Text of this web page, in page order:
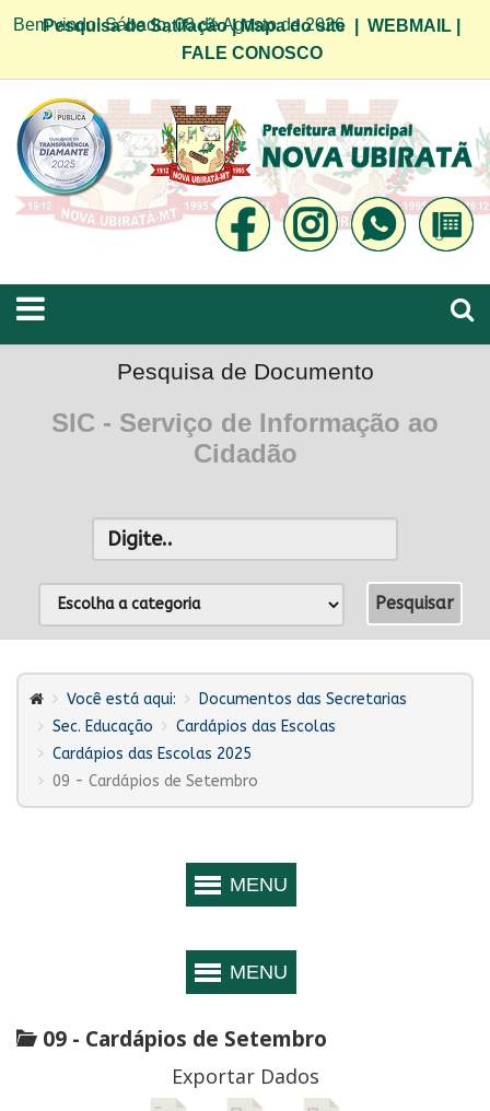
Bem vindo! Sábado, 08 de Agosto de 2026
Pesquisa de Satifação|Mapa do site WEBMAIL
FALE CONOSCO
Pesquisa de Documento
SIC - Serviço de Informação ao
Cidadão
Você está aqui:
Documentos das Secretarias
Sec. Educação
Cardápios das Escolas
Cardápios das Escolas 2025
09 - Cardápios de Setembro
09 - Cardápios de Setembro
Exportar Dados